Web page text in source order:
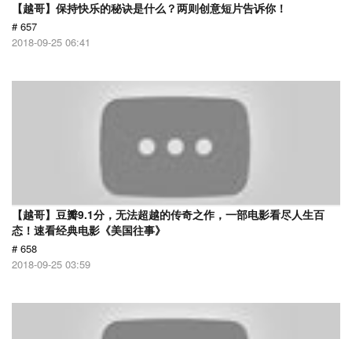
【越哥】保持快乐的秘诀是什么？两则创意短片告诉你！
# 657
2018-09-25 06:41
【越哥】豆瓣9.1分，无法超越的传奇之作，一部电影看尽人生百
态！速看经典电影《美国往事》
# 658
2018-09-25 03:59